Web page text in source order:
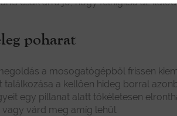
poharat
a mosogatógépből frissen
a kellően hideg borral
egy pillanat alatt tökéletesen
várd meg amíg lehűl.